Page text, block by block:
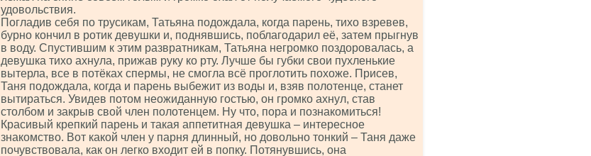
удовольствия.
Погладив себя по трусикам, Татьяна подождала, когда парень, тихо взревев,
бурно кончил в ротик девушки и, поднявшись, поблагодарил её, затем прыгнув
в воду. Спустившим к этим развратникам, Татьяна негромко поздоровалась, а
девушка тихо ахнула, прижав руку ко рту. Лучше бы губки свои пухленькие
вытерла, все в потёках спермы, не смогла всё проглотить похоже. Присев,
Таня подождала, когда и парень выбежит из воды и, взяв полотенце, станет
вытираться. Увидев потом неожиданную гостью, он громко ахнул, став
столбом и закрыв свой член полотенцем. Ну что, пора и познакомиться!
Красивый крепкий парень и такая аппетитная девушка – интересное
знакомство. Вот какой член у парня длинный, но довольно тонкий – Таня даже
почувствовала, как он легко входит ей в попку. Потянувшись, она